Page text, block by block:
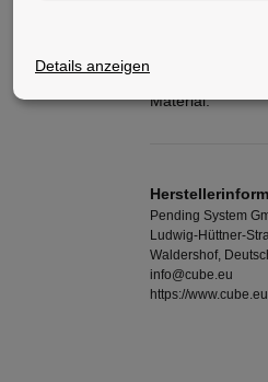
Material:
Pending System
Ludwig-Hüttner-
Waldershof,
info@cube.eu
https://www.cube.eu
Details anzeigen